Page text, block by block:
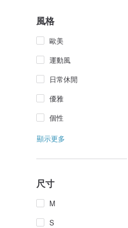
風格
歐美
運動風
日常休閒
優雅
個性
顯示更多
尺寸
M
S